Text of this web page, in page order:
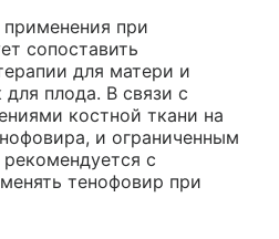
при
сопоставить
для матери и
плода. В связи с
костной ткани на
и ограниченным
с
тенофовир при